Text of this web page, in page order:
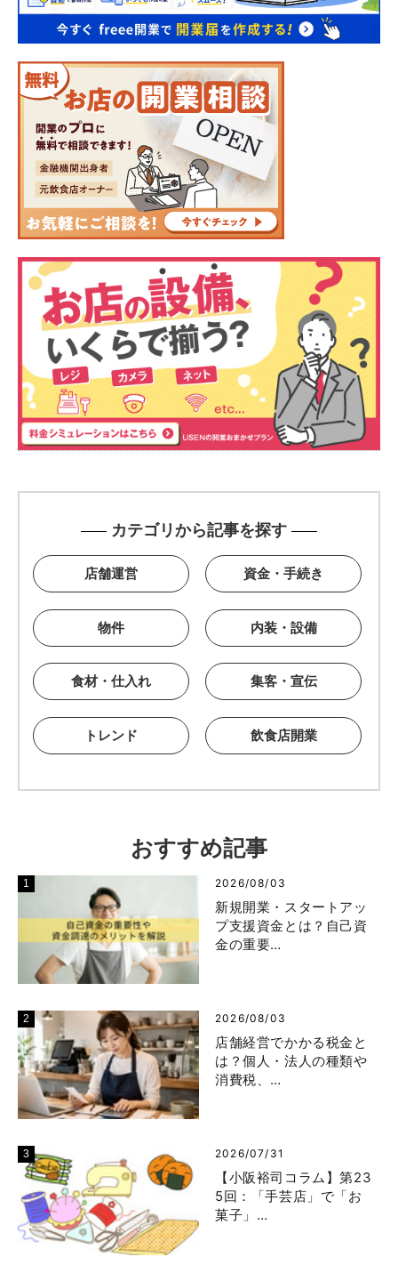
カテゴリから記事を探す
店舗運営 資金・手続き
物件 内装・設備
食材・仕入れ 集客・宣伝
トレンド 飲食店開業
おすすめ記事
2026/08/03
新規開業・スタートアッ
プ支援資金とは？自己資
金の重要…
2026/08/03
店舗経営でかかる税金と
は？個人・法人の種類や
消費税、…
2026/07/31
【小阪裕司コラム】第23
5回：「手芸店」で「お
菓子」…